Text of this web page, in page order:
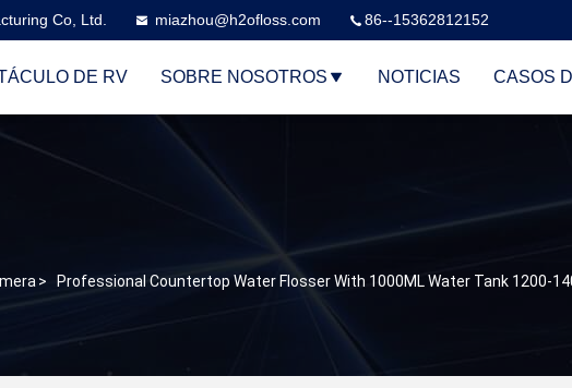
Co, Ltd. miazhou@h2ofloss.com 86--15362812152
DE RV SOBRE NOSOTROS NOTICIAS CASOS
> Professional Countertop Water Flosser With 1000ML Water Tank 1200-